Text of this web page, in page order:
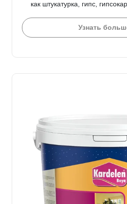
как штукатурка, гипс,
Узнать